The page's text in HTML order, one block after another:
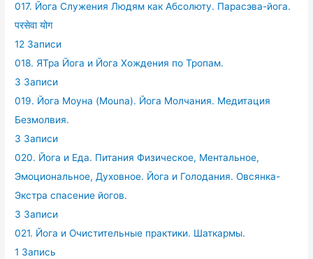
017. Йога Служения Людям как Абсолюту. Парасэва-йога.
परसेवा योग
12 Записи
018. ЯТра Йога и Йога Хождения по Тропам.
3 Записи
019. Йога Моуна (Mouna). Йога Молчания. Медитация
Безмолвия.
3 Записи
020. Йога и Еда. Питания Физическое, Ментальное,
Эмоциональное, Духовное. Йога и Голодания. Овсянка-
Экстра спасение йогов.
3 Записи
021. Йога и Очистительные практики. Шаткармы.
1 Запись